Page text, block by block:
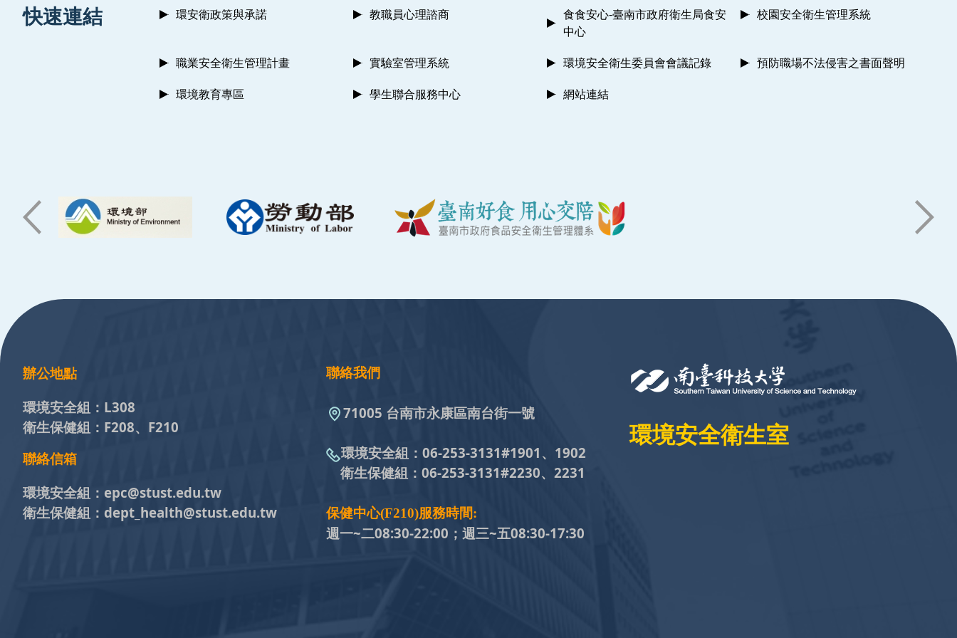
快速連結 環安衛政策與承諾 教職員心理諮商
食食安心-臺南市政府衛生局食安
中心
校園安全衛生管理系統
職業安全衛生管理計畫 實驗室管理系統 環境安全衛生委員會會議記錄
預防職場不法侵害之書面聲明
環境教育專區
學生聯合服務中心 網站連結
環境安全衛生室
聯絡我們
71005 台南市永康區南台街一號
環境安全組：06-253-3131#1901、1902
衛生保健組：06-253-3131#2230、2231
保健中心(F210)服務時間:
週一~二08:30-22:00；週三~五08:30-17:30
辦公地點
環境安全組： L308
衛生保健組： F208、F210
聯絡信箱
環境安全組： epc@stust.edu.tw
衛生保健組： dept_health@stust.edu.tw